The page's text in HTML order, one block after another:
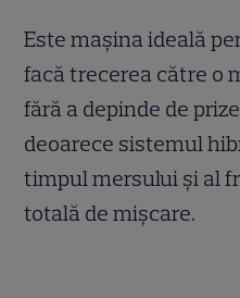
Este mașina ideală
facă trecerea către o
fără a depinde de
deoarece sistemul
timpul mersului și al
totală de mișcare.